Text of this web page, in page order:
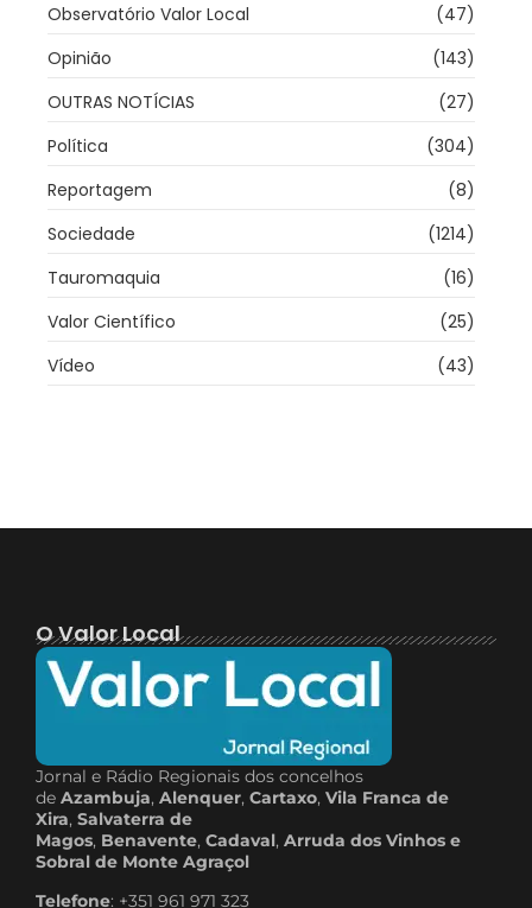
Observatório Valor Local
(47)
Opinião
(143)
OUTRAS NOTÍCIAS
(27)
Política
(304)
Reportagem
(8)
Sociedade
(1214)
Tauromaquia
(16)
Valor Científico
(25)
Vídeo
(43)
O Valor Local
Jornal e Rádio Regionais dos concelhos
de Azambuja, Alenquer, Cartaxo, Vila Franca de
Xira, Salvaterra de
Magos, Benavente, Cadaval, Arruda dos Vinhos e
Sobral de Monte Agraçol
Telefone: +351 961 971 323